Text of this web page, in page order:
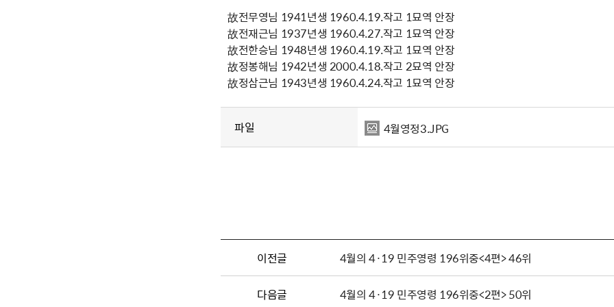
故전무영님 1941년생 1960.4.19.작고 1묘역 안장
故전재근님 1937년생 1960.4.27.작고 1묘역 안장
故전한승님 1948년생 1960.4.19.작고 1묘역 안장
故정봉해님 1942년생 2000.4.18.작고 2묘역 안장
故정삼근님 1943년생 1960.4.24.작고 1묘역 안장
파일 4월영정3.JPG
이전글 4월의 4·19 민주영령 196위중<4편> 46위
다음글 4월의 4·19 민주영령 196위중<2편> 50위